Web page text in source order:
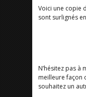
Voici une copie
sont surlignés
N’hésitez pas
meilleure façon
souhaitez un